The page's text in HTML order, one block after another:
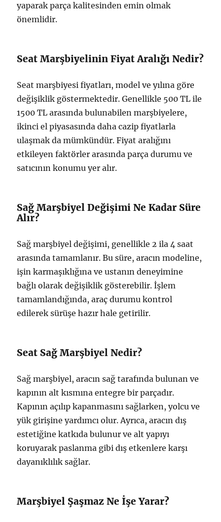
yaparak parça kalitesinden emin olmak
önemlidir.
Seat Marşbiyelinin Fiyat Aralığı Nedir?
Seat marşbiyesi fiyatları, model ve yılına göre
değişiklik göstermektedir. Genellikle 500 TL ile
1500 TL arasında bulunabilen marşbiyelere,
ikinci el piyasasında daha cazip fiyatlarla
ulaşmak da mümkündür. Fiyat aralığını
etkileyen faktörler arasında parça durumu ve
satıcının konumu yer alır.
Sağ Marşbiyel Değişimi Ne Kadar Süre
Alır?
Sağ marşbiyel değişimi, genellikle 2 ila 4 saat
arasında tamamlanır. Bu süre, aracın modeline,
işin karmaşıklığına ve ustanın deneyimine
bağlı olarak değişiklik gösterebilir. İşlem
tamamlandığında, araç durumu kontrol
edilerek sürüşe hazır hale getirilir.
Seat Sağ Marşbiyel Nedir?
Sağ marşbiyel, aracın sağ tarafında bulunan ve
kapının alt kısmına entegre bir parçadır.
Kapının açılıp kapanmasını sağlarken, yolcu ve
yük girişine yardımcı olur. Ayrıca, aracın dış
estetiğine katkıda bulunur ve alt yapıyı
koruyarak paslanma gibi dış etkenlere karşı
dayanıklılık sağlar.
Marşbiyel Şaşmaz Ne İşe Yarar?